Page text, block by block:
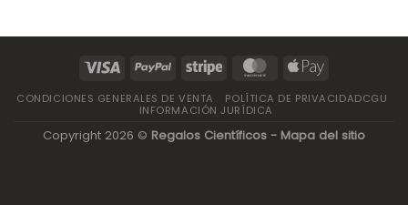
CONDICIONES GENERALES DE VENTA
POLÍTICA DE PRIVACIDADCGU
INFORMACIÓN JURÍDICA
Copyright 2026 © Regalos Científicos - Mapa del sitio